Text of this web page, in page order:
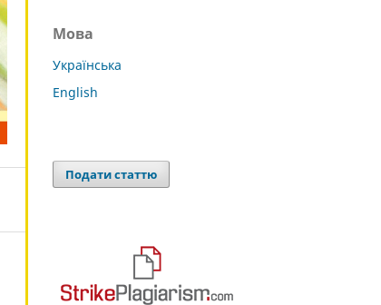
Мова
Українська
English
Подати статтю